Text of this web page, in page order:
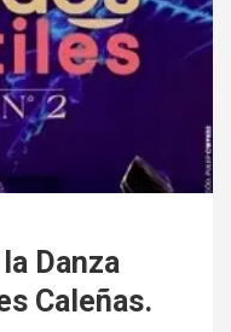
Danza
Caleñas.